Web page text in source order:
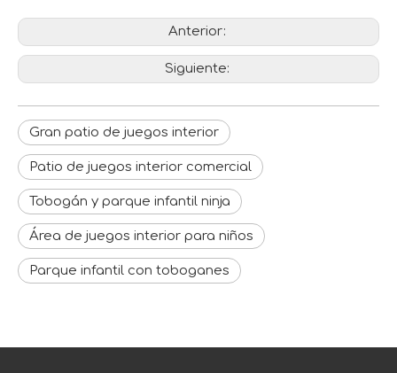
Anterior:
Siguiente:
Gran patio de juegos interior
Patio de juegos interior comercial
Tobogán y parque infantil ninja
Área de juegos interior para niños
Parque infantil con toboganes